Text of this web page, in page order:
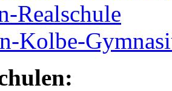
Realschule
Kolbe-